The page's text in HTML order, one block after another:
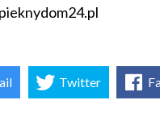
Twitter